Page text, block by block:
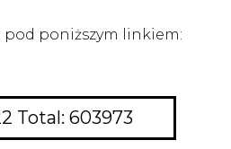
pod poniższym linkiem:
Total: 603973